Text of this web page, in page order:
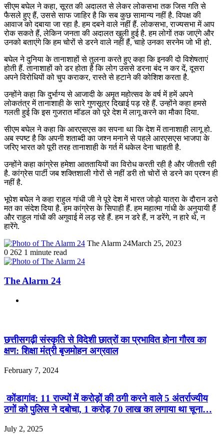
सीएम बघेल ने कहा, सूरत की अदालत से लेकर लोकसभा तक जिस गति से
फैसले हुए हैं, उससे साफ जाहिर है कि सब कुछ सामान्य नहीं है. विपक्ष की
आवाज को दबाया जा रहा है. हम दबने वाले नहीं हैं. लोकसभा, राज्यसभा में आप
रोक सकते हैं, लेकिन जनता की अदालत खुली हुई है. हम लोगों तक जाएंगे और
उनको बताएंगे कि हम चोरों से डरने वाले नहीं हैं, चाहे उनका सरनेम जो भी हो.
बघेल ने दुनिया के तानाशाहों से तुलना करते हुए कहा कि इनकी दो विशेषताएं
होती हैं. तानाशाहों को डर होता है कि लोग उससे डरना बंद न कर दें, दूसरा
अपने विरोधियों को चुप कराकर, रास्ते से हटाने की कोशिश करता है.
उन्होंने कहा कि दुर्भाग्य से आजादी के अमृत महोत्सव के वर्ष में हमें अपने
लोकतंत्र में तानाशाही के सारे गुणसूत्र दिखाई पड़ रहे हैं. उन्होंने कहा हमसे
गलती हुई कि इस गुजरात मॉडल को पूरे देश में लागू करने का मौका दिया.
सीएम बघेल ने कहा कि आरएसएस का सपना था कि देश में तानाशाही लागू हो.
अब स्पष्ट है कि अपनी शताब्दी का जश्न मनाने से पहले आरएसएस भाजपा के
जरिए भारत को पूरी तरह तानाशाही के गर्त में धकेल देना चाहती है.
उन्होंने कहा कांग्रेस हमेशा आततायियों का विरोध करती रही है और जीतती रही
है. कांग्रेस पार्टी जब शक्तिशाली गोरों से नहीं डरी तो चोरों से डरने का प्रश्न ही
नहीं है.
भूपेश बघेल ने कहा राहुल गांधी जी ने पूरे देश में भारत जोड़ो यात्रा के दौरान डरो
मत का संदेश दिया है. हम कांग्रेस के सिपाही हैं. हम महात्मा गांधी के अनुयायी हैं
और राहुल गांधी की अगुवाई में लड़ रहे हैं. हम न डरे हैं, न डरेंगे, न हारे थे, न
हारेंगे.
The Alarm 24March 25, 2023
0 262 1 minute read
The Alarm 24
छत्तीसगढ़ी संस्कृति से विदेशी छात्रों का प्रभावित होना गौरव का
क्षण: शिक्षा मंत्री बृजमोहन अग्रवाल
February 7, 2024
कोंडागांव: 11 राज्यों में करोड़ों की ठगी करने वाले 5 अंतर्राज्यीय
ठगों को पुलिस ने दबोचा, 1 करोड़ 70 लाख का लगाया था चूना…
July 2, 2025